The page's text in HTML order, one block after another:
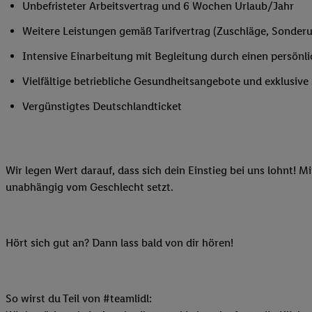
Unbefristeter Arbeitsvertrag und 6 Wochen Urlaub/Jahr
Weitere Leistungen gemäß Tarifvertrag (Zuschläge,
Intensive Einarbeitung mit Begleitung durch einen
Vielfältige betriebliche Gesundheitsangebote und
Vergünstigtes Deutschlandticket
Wir legen Wert darauf, dass sich dein Einstieg bei uns lohnt!
unabhängig vom Geschlecht setzt.
Hört sich gut an? Dann lass bald von dir hören!
So wirst du Teil von #teamlidl:
Ihnen personalisierte
auch Ihre in einen
Technologie in den
Sie verfügbar ist.
Möglichkeit, Ihre
Durch einen Klick auf